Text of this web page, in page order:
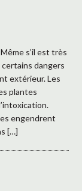
s’il est très
certains dangers
extérieur. Les
plantes
engendrent
[…]